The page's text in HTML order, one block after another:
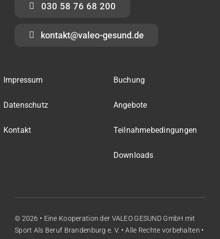
030 58 76 68 200
kontakt@valeo-gesund.de
Impressum
Datenschutz
Kontakt
Buchung
Angebote
Teilnahmebedingungen
Downloads
© 2026 • Eine Kooperation der VALEO GESUND GmbH mit
Sport Als Beruf Brandenburg e. V. • Alle Rechte vorbehalten •